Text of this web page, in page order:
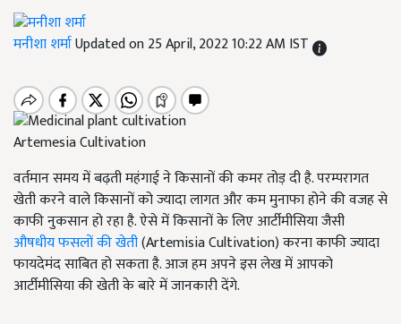
मनीशा शर्माUpdated on 25 April, 2022 10:22 AM IST
Artemesia Cultivation
वर्तमान समय में बढ़ती महंगाई ने किसानों की कमर तोड़ दी है. परम्परागत
खेती करने वाले किसानों को ज्यादा लागत और कम मुनाफा होने की वजह से
काफी नुकसान हो रहा है. ऐसे में किसानों के लिए आर्टीमीसिया जैसी
औषधीय फसलों की खेती(Artemisia Cultivation) करना काफी ज्यादा
फायदेमंद साबित हो सकता है. आज हम अपने इस लेख में आपको
आर्टीमीसिया की खेती के बारे में जानकारी देंगे.